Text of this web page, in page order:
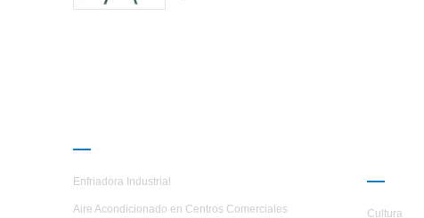
Enfriadora Industrial
Aire Acondicionado en Centros Comerciales Cultura